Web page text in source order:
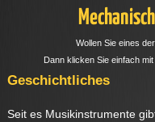
Wollen Sie eines
Dann klicken Sie einfach
Geschichtliches
Seit es Musikinstrumente